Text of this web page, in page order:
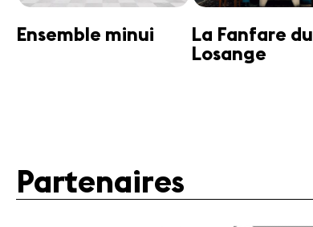
Guttman Tango
Janine Jansen
Violon
Partenaires